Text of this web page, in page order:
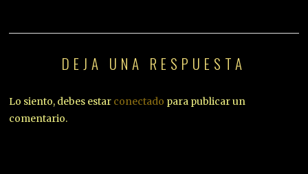
DEJA UNA RESPUESTA
Lo siento, debes estar conectado para publicar un
comentario.